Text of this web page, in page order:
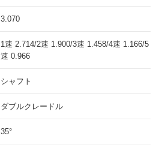
3.070
1速 2.714/2速 1.900/3速 1.458/4速 1.166/5
速 0.966
シャフト
ダブルクレードル
35°